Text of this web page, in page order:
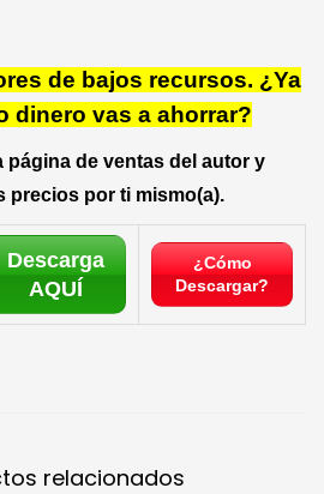
de bajos recursos. ¿Ya
dinero vas a ahorrar?
página de ventas del autor y
precios por ti mismo(a).
Descarga
AQUÍ
¿Cómo
Descargar?
relacionados